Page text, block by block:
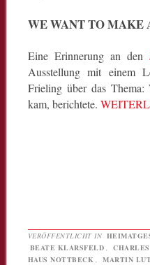
WE WANT TO MAKE
Eine Erinnerung an den
Ausstellung mit einem
Frieling über das Thema:
kam, berichtete.
VERÖFFENTLICHT IN
BEATE KLARSFELD
HAUS NOTTBECK
MARTIN